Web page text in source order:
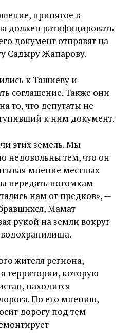
принятое в
должен ратифицировать
документ отправят на
Садыру Жапарову.
к Ташиеву и
соглашение. Также они
то, что депутаты не
к ним документ.
этих земель. Мы
недовольны тем, что он
мнение местных
передать потомкам
нам от предков», —
Мамат
рукой на земли вокруг
жителя региона,
территории, которую
находится
По его мнению,
дорогу под тем